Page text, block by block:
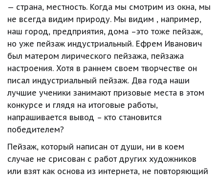
— страна, местность. Когда мы смотрим из окна, мы
не всегда видим природу. Мы видим , например,
наш город, предприятия, дома –это тоже пейзаж,
но уже пейзаж индустриальный. Ефрем Иванович
был матером лирического пейзажа, пейзажа
настроения. Хотя в раннем своем творчестве он
писал индустриальный пейзаж. Два года наши
лучшие ученики занимают призовые места в этом
конкурсе и глядя на итоговые работы,
напрашивается вывод – кто становится
победителем?
Пейзаж, который написан от души, ни в коем
случае не срисован с работ других художников
или взят как основа из интернета, не повторяющий